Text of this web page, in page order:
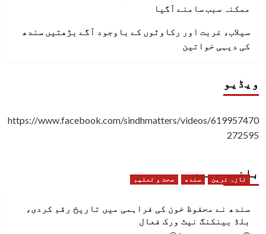
ممکنہ سبب سامنے آگیا
سیلاب، غربت اور رکاوٹوں کے باوجود آگے بڑھتیں سندھ
کی دیہی خواتین
ویڈیو
https://www.facebook.com/sindhmatters/videos/619957470
272595
باخبر رہیں
تازہ ترین سندھ صحت و تعلیم
سندھ نے محفوظ خون کی فراہمی میں تاریخ رقم کردی،
بلڈ بینکنگ نیٹ ورک فعال